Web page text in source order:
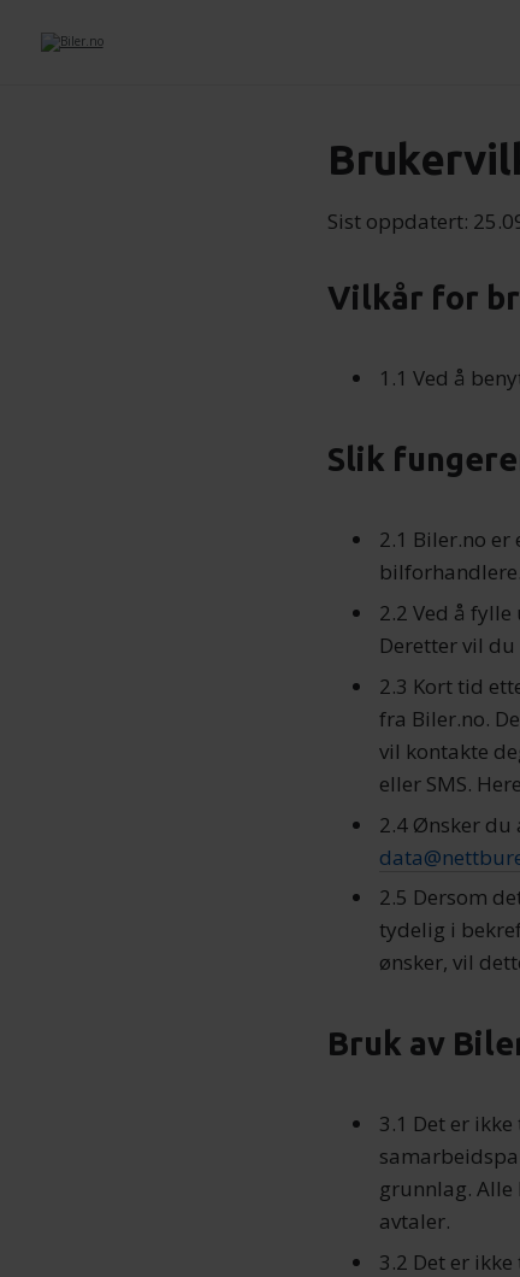
Sist oppdatert:
Vilkår for
1.1 Ved å
Slik
2.1 Biler.no
bilforhandlere.
2.2 Ved å
Deretter vil
2.3 Kort tid
fra Biler.no.
vil kontakte
eller SMS.
2.4 Ønsker du
2.5 Dersom
tydelig i
ønsker, vil
Bruk av
3.1 Det er
grunnlag.
avtaler.
3.2 Det er